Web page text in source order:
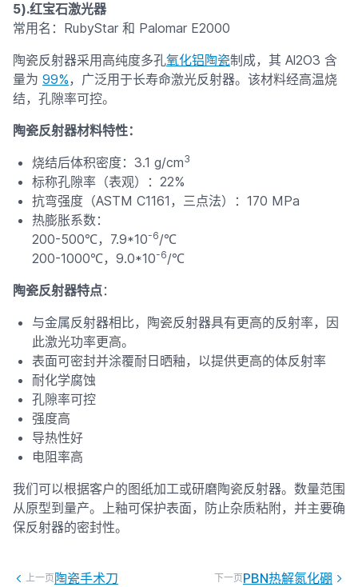
5).红宝石激光器
常用名：RubyStar 和 Palomar E2000
陶瓷反射器采用高纯度多孔氧化铝陶瓷制成，其 Al2O3 含
量为 99%，广泛用于长寿命激光反射器。该材料经高温烧
结，孔隙率可控。
陶瓷反射器材料特性：
烧结后体积密度：3.1 g/cm3
标称孔隙率（表观）：22%
抗弯强度（ASTM C1161，三点法）：170 MPa
热膨胀系数：
200-500℃，7.9*10-6/℃
200-1000℃，9.0*10-6/℃
陶瓷反射器特点：
与金属反射器相比，陶瓷反射器具有更高的反射率，因
此激光功率更高。
表面可密封并涂覆耐日晒釉，以提供更高的体反射率
耐化学腐蚀
孔隙率可控
强度高
导热性好
电阻率高
我们可以根据客户的图纸加工或研磨陶瓷反射器。数量范围
从原型到量产。上釉可保护表面，防止杂质粘附，并主要确
保反射器的密封性。
上一页 陶瓷手术刀 下一页PBN热解氮化硼